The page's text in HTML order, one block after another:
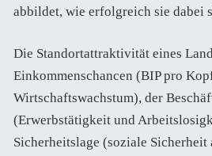
abbildet, wie erfolgreich sie dabei
Die Standortattraktivität eines
Einkommenschancen (BIP pro
Wirtschaftswachstum), der
(Erwerbstätigkeit und
Sicherheitslage (soziale Sicherheit